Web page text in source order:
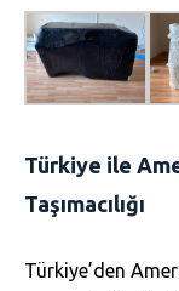
Türkiye ile
Taşımacılığı
Türkiye’den